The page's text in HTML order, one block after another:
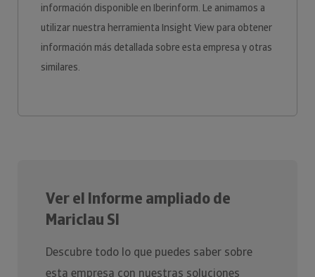
información disponible en Iberinform. Le animamos a
utilizar nuestra herramienta Insight View para obtener
información más detallada sobre esta empresa y otras
similares.
Ver el Informe ampliado de
Mariclau Sl
Descubre todo lo que puedes saber sobre
esta empresa con nuestras soluciones